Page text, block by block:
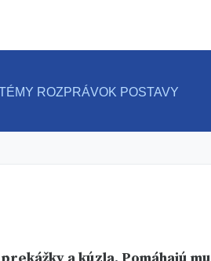
ROZPRÁVOK POSTAVY